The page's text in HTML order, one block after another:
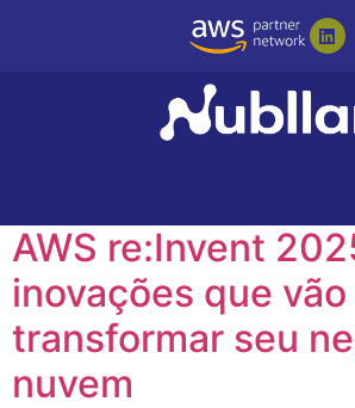
AWS re:Invent
inovações que vão
transformar seu
nuvem